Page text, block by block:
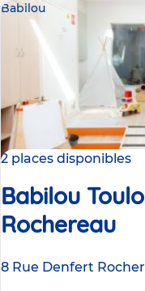
Babilou
2 places disponibles
Babilou
Rochereau
Adresse
8 Rue Denfert